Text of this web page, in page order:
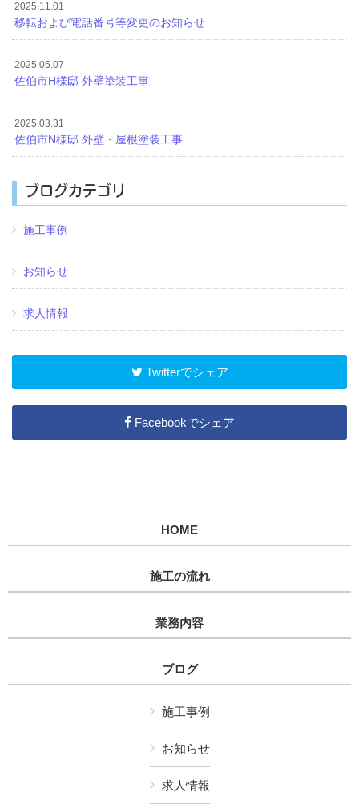
2025.11.01
移転および電話番号等変更のお知らせ
2025.05.07
佐伯市H様邸 外壁塗装工事
2025.03.31
佐伯市N様邸 外壁・屋根塗装工事
ブログカテゴリ
施工事例
お知らせ
求人情報
Twitterでシェア
Facebookでシェア
HOME
施工の流れ
業務内容
ブログ
施工事例
お知らせ
求人情報